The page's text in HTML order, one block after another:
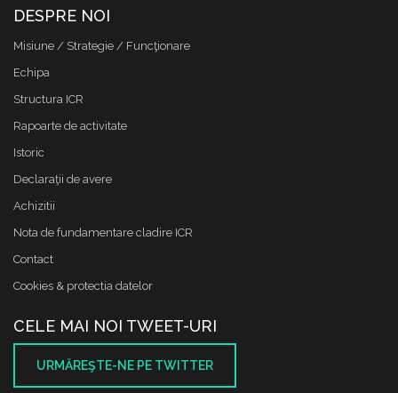
DESPRE NOI
Misiune / Strategie / Funcţionare
Echipa
Structura ICR
Rapoarte de activitate
Istoric
Declaraţii de avere
Achizitii
Nota de fundamentare cladire ICR
Contact
Cookies & protectia datelor
CELE MAI NOI TWEET-URI
URMĂREŞTE-NE PE TWITTER